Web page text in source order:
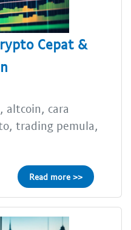
Cepat &
altcoin, cara
trading pemula,
Read more >>